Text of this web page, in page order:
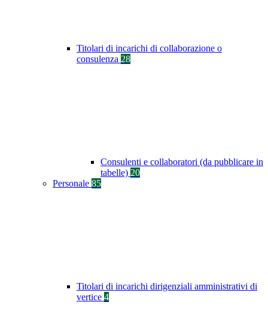
Titolari di incarichi di collaborazione o
consulenza 28
Consulenti e collaboratori (da pubblicare in
tabelle) 20
Personale 85
Titolari di incarichi dirigenziali amministrativi di
vertice 4